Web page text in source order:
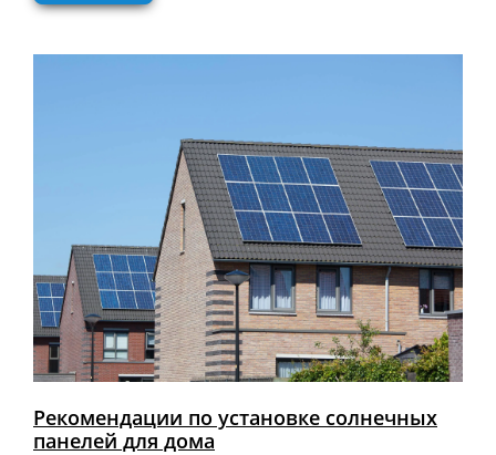
Рекомендации по установке солнечных
панелей для дома